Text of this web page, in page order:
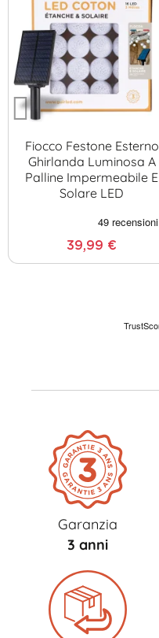
Fiocco Festone Esterno
Ghirlanda Luminosa A
Palline Impermeabile E
Solare LED
39,99 €
Garanzia
3 anni